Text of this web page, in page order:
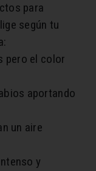
para
según tu
pero el color
aportando
un aire
y